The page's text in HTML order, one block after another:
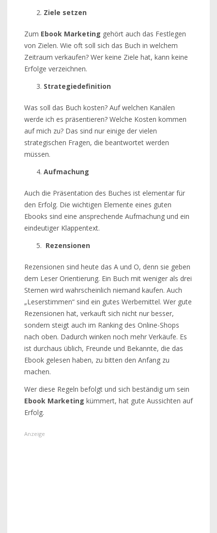
Ziele setzen
Zum Ebook Marketing gehört auch das Festlegen
von Zielen. Wie oft soll sich das Buch in welchem
Zeitraum verkaufen? Wer keine Ziele hat, kann keine
Erfolge verzeichnen.
Strategiedefinition
Was soll das Buch kosten? Auf welchen Kanälen
werde ich es präsentieren? Welche Kosten kommen
auf mich zu? Das sind nur einige der vielen
strategischen Fragen, die beantwortet werden
müssen.
Aufmachung
Auch die Präsentation des Buches ist elementar für
den Erfolg. Die wichtigen Elemente eines guten
Ebooks sind eine ansprechende Aufmachung und ein
eindeutiger Klappentext.
Rezensionen
Rezensionen sind heute das A und O, denn sie geben
dem Leser Orientierung. Ein Buch mit weniger als drei
Sternen wird wahrscheinlich niemand kaufen. Auch
„Leserstimmen“ sind ein gutes Werbemittel. Wer gute
Rezensionen hat, verkauft sich nicht nur besser,
sondern steigt auch im Ranking des Online-Shops
nach oben. Dadurch winken noch mehr Verkäufe. Es
ist durchaus üblich, Freunde und Bekannte, die das
Ebook gelesen haben, zu bitten den Anfang zu
machen.
Wer diese Regeln befolgt und sich beständig um sein
Ebook Marketing kümmert, hat gute Aussichten auf
Erfolg.